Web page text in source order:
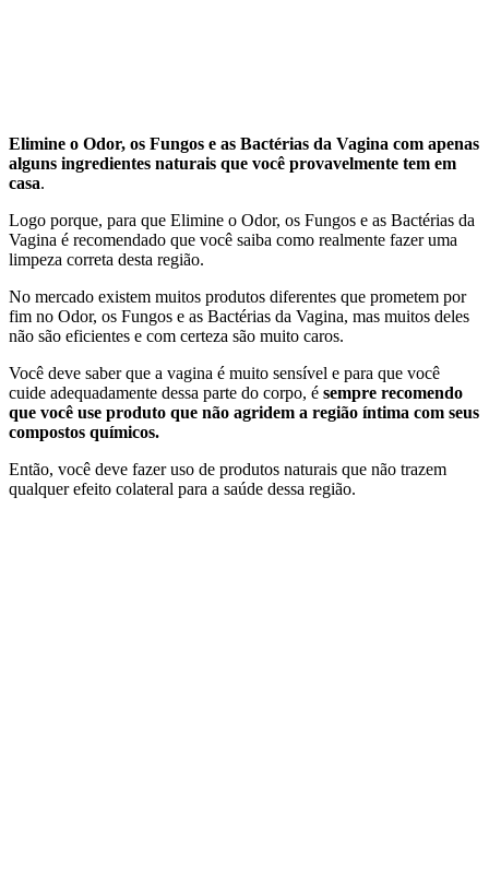
Elimine o Odor, os Fungos e as Bactérias da Vagina com apenas
alguns ingredientes naturais que você provavelmente tem em
casa.
Logo porque, para que Elimine o Odor, os Fungos e as Bactérias da
Vagina é recomendado que você saiba como realmente fazer uma
limpeza correta desta região.
No mercado existem muitos produtos diferentes que prometem por
fim no Odor, os Fungos e as Bactérias da Vagina, mas muitos deles
não são eficientes e com certeza são muito caros.
Você deve saber que a vagina é muito sensível e para que você
cuide adequadamente dessa parte do corpo, é sempre recomendo
que você use produto que não agridem a região íntima com seus
compostos químicos.
Então, você deve fazer uso de produtos naturais que não trazem
qualquer efeito colateral para a saúde dessa região.